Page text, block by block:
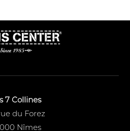
7 Collines
du Forez
Nîmes